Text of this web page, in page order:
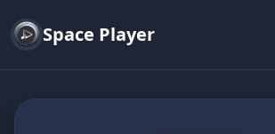
Space Player